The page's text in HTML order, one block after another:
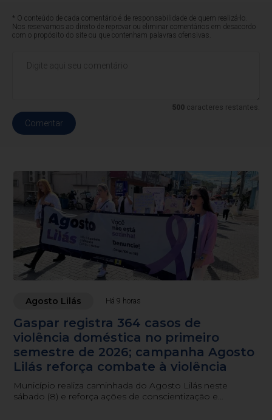
* O conteúdo de cada comentário é de responsabilidade de quem realizá-lo.
Nos reservamos ao direito de reprovar ou eliminar comentários em desacordo
com o propósito do site ou que contenham palavras ofensivas.
500caracteres restantes.
Comentar
Agosto Lilás Há 9 horas
Gaspar registra 364 casos de
violência doméstica no primeiro
semestre de 2026; campanha Agosto
Lilás reforça combate à violência
Município realiza caminhada do Agosto Lilás neste
sábado (8) e reforça ações de conscientização e